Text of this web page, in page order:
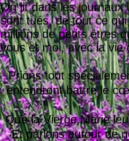
On lit dans les journaux
sont tués, de tout ce
millions de petits êtres
vous et moi, avec la vie
Prions tout
entendront battre le
Que la Vierge Marie
Et parlons autour de